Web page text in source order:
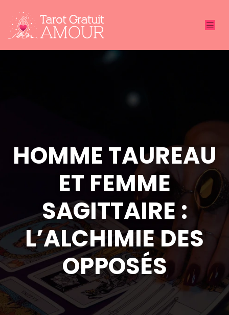
HOMME TAUREAU
ET FEMME
SAGITTAIRE :
L’ALCHIMIE DES
OPPOSÉS